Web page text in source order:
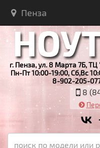
Пенза
г. Пенза, ул. 8 Марта 7Б,
Пн-Пт 10:00-19:00, Сб,Вс
8-902-205-
8